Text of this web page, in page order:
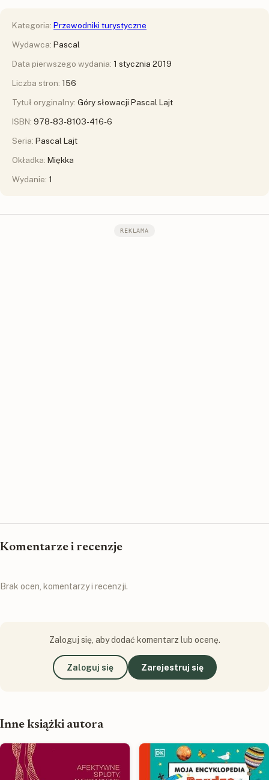
Kategoria: Przewodniki turystyczne
Wydawca: Pascal
Data pierwszego wydania: 1 stycznia 2019
Liczba stron: 156
Tytuł oryginalny: Góry słowacji Pascal Lajt
ISBN: 978-83-8103-416-6
Seria: Pascal Lajt
Okładka: Miękka
Wydanie: 1
REKLAMA
Komentarze i recenzje
Brak ocen, komentarzy i recenzji.
Zaloguj się, aby dodać komentarz lub ocenę.
Zaloguj się Zarejestruj się
Inne książki autora